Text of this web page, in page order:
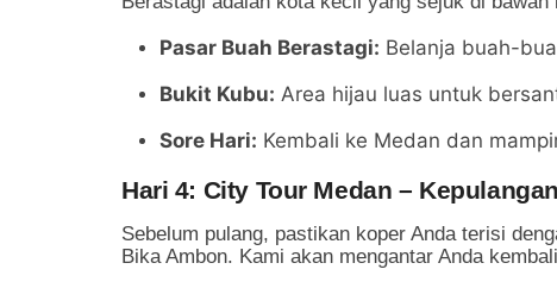
Pasar Buah Berastagi: Belanja buah-
Bukit Kubu: Area hijau luas untuk
Sore Hari: Kembali ke Medan dan
Hari 4: City Tour Medan – Kepulangan
Sebelum pulang, pastikan koper Anda terisi
Bika Ambon. Kami akan mengantar Anda